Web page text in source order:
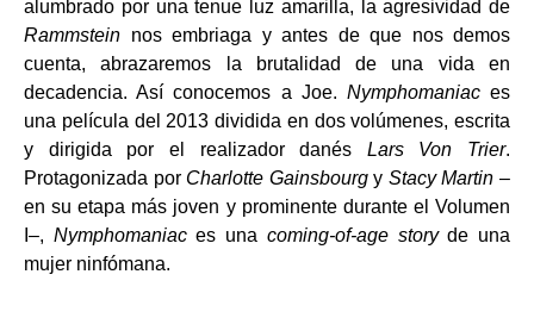
alumbrado por una tenue luz amarilla, la agresividad de
Rammstein nos embriaga y antes de que nos demos
cuenta, abrazaremos la brutalidad de una vida en
decadencia. Así conocemos a Joe. Nymphomaniaces
una película del 2013 dividida en dos volúmenes, escrita
y dirigida por el realizador danés Lars Von Trier.
Protagonizada por Charlotte Gainsbourgy Stacy Martin–
en su etapa más joven y prominente durante el Volumen
I–, Nymphomaniaces una coming-of-age storyde una
mujer ninfómana.